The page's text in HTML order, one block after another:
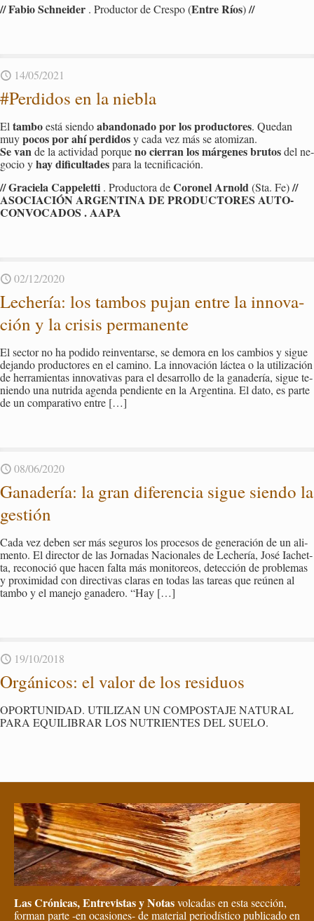
// Fabio Sch­nei­der . Pro­duc­tor de Cres­po (Entre Ríos)//
14/05/2021
#Per­di­dos en la nie­bla
El tamboestá sien­doaban­do­na­do por los pro­duc­to­res. Que­dan
muypocos por ahí per­di­dosy cada vez más se ato­mi­zan.
Se vande la ac­ti­vi­dad por­queno cie­rran los már­ge­nes bru­tosdel ne­
go­cio yhay di­fi­cul­ta­despara la tec­ni­fi­ca­ción.
// Gra­cie­la Cap­pe­let­ti . Pro­duc­to­ra deCo­ro­nel Ar­nold(Sta. Fe)//
ASO­CIA­CIÓN AR­GEN­TI­NA DE PRO­DUC­TO­RES AU­TO­
CON­VO­CA­DOS . AAPA
02/12/2020
Le­che­ría: los tam­bos pujan entre la in­no­va­
ción y la cri­sis per­ma­nen­te
El sec­tor no ha po­di­do rein­ven­tar­se, se de­mo­ra en los cam­bios y sigue
de­jan­do pro­duc­to­res en el ca­mino. La in­no­va­ción lác­tea o la uti­li­za­ción
de he­rra­mien­tas in­no­va­ti­vas para el desa­rro­llo de la ga­na­de­ría, sigue te­
nien­do una nu­tri­da agen­da pen­dien­te en la Ar­gen­ti­na. El dato, es parte
de un com­pa­ra­ti­vo entre […]
08/06/2020
Ga­na­de­ría: la gran di­fe­ren­cia sigue sien­do la
ges­tión
Cada vez deben ser más se­gu­ros los pro­ce­sos de ge­ne­ra­ción de un ali­
men­to. El di­rec­tor de las Jor­na­das Na­cio­na­les de Le­che­ría, José Ia­chet­
ta, re­co­no­ció que hacen falta más mo­ni­to­reos, de­tec­ción de pro­ble­mas
y pro­xi­mi­dad con di­rec­ti­vas cla­ras en todas las ta­reas que reúnen al
tambo y el ma­ne­jo ga­na­de­ro. “Hay […]
19/10/2018
Or­gá­ni­cos: el valor de los re­si­duos
OPOR­TU­NI­DAD. UTI­LI­ZAN UN COM­POS­TA­JE NA­TU­RAL
PARA EQUI­LI­BRAR LOS NU­TRIEN­TES DEL SUELO.
Las Crónicas, Entrevistas y Notasvolcadas en esta sección,
forman parte -en ocasiones- de material periodístico publicado en